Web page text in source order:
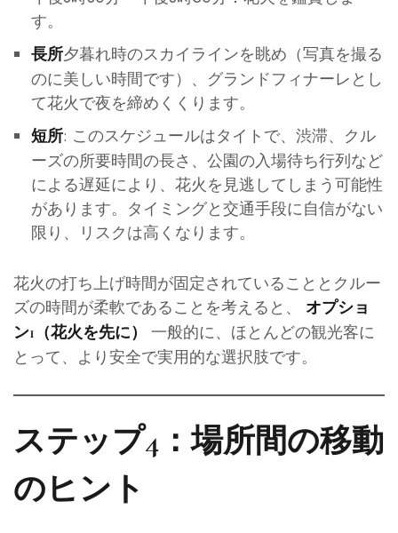
す。
長所夕暮れ時のスカイラインを眺め（写真を撮る
のに美しい時間です）、グランドフィナーレとし
て花火で夜を締めくくります。
短所: このスケジュールはタイトで、渋滞、クル
ーズの所要時間の長さ、公園の入場待ち行列など
による遅延により、花火を見逃してしまう可能性
があります。タイミングと交通手段に自信がない
限り、リスクは高くなります。
花火の打ち上げ時間が固定されていることとクルー
ズの時間が柔軟であることを考えると、
オプショ
ン1（花火を先に）
一般的に、ほとんどの観光客に
とって、より安全で実用的な選択肢です。
ステップ4：場所間の移動
のヒント